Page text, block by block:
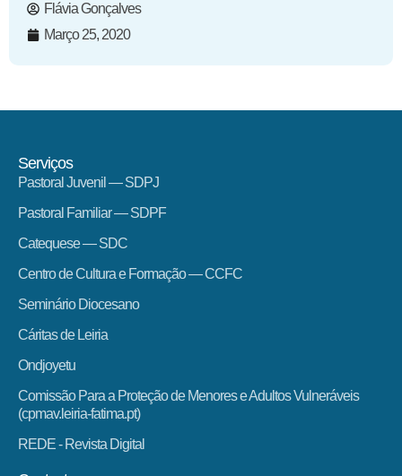
Flávia Gonçalves
Março 25, 2020
Serviços
Pastoral Juvenil — SDPJ
Pastoral Familiar — SDPF
Catequese — SDC
Centro de Cultura e Formação — CCFC
Seminário Diocesano
Cáritas de Leiria
Ondjoyetu
Comissão Para a Proteção de Menores e Adultos Vulneráveis
(cpmav.leiria-fatima.pt)
REDE - Revista Digital